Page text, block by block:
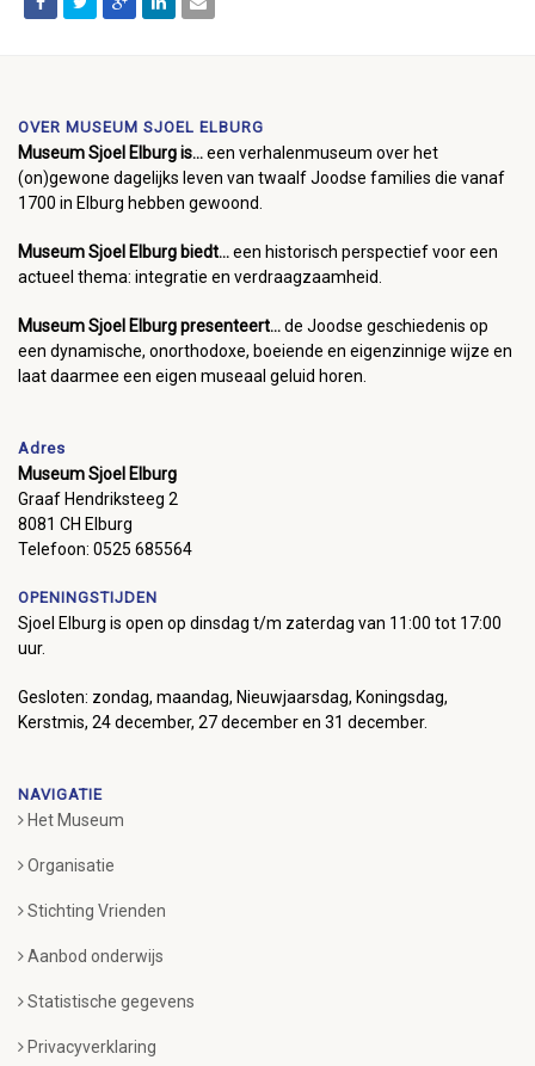
OVER MUSEUM SJOEL ELBURG
Museum Sjoel Elburg is...een verhalenmuseum over het
(on)gewone dagelijks leven van twaalf Joodse families die vanaf
1700 in Elburg hebben gewoond.
Museum Sjoel Elburg biedt...een historisch perspectief voor een
actueel thema: integratie en verdraagzaamheid.
Museum Sjoel Elburg presenteert...de Joodse geschiedenis op
een dynamische, onorthodoxe, boeiende en eigenzinnige wijze en
laat daarmee een eigen museaal geluid horen.
Adres
Museum Sjoel Elburg
Graaf Hendriksteeg 2
8081 CH Elburg
Telefoon: 0525 685564
OPENINGSTIJDEN
Sjoel Elburg is open op dinsdag t/m zaterdag van 11:00 tot 17:00
uur.
Gesloten: zondag, maandag, Nieuwjaarsdag, Koningsdag,
Kerstmis, 24 december, 27 december en 31 december.
NAVIGATIE
Het Museum
Organisatie
Stichting Vrienden
Aanbod onderwijs
Statistische gegevens
Privacyverklaring